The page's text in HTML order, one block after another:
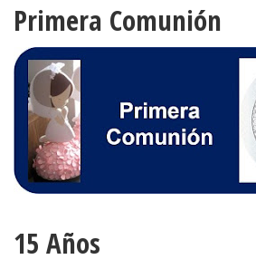
Primera Comunión
15 Años